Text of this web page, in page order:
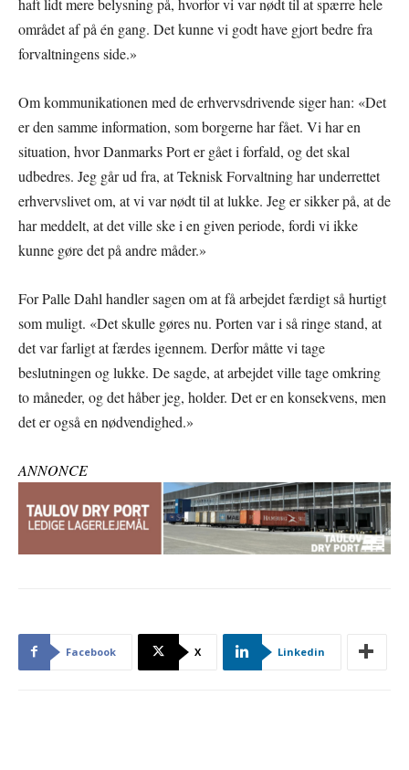
haft lidt mere belysning på, hvorfor vi var nødt til at spærre hele
området af på én gang. Det kunne vi godt have gjort bedre fra
forvaltningens side.»
Om kommunikationen med de erhvervsdrivende siger han: «Det
er den samme information, som borgerne har fået. Vi har en
situation, hvor Danmarks Port er gået i forfald, og det skal
udbedres. Jeg går ud fra, at Teknisk Forvaltning har underrettet
erhvervslivet om, at vi var nødt til at lukke. Jeg er sikker på, at de
har meddelt, at det ville ske i en given periode, fordi vi ikke
kunne gøre det på andre måder.»
For Palle Dahl handler sagen om at få arbejdet færdigt så hurtigt
som muligt. «Det skulle gøres nu. Porten var i så ringe stand, at
det var farligt at færdes igennem. Derfor måtte vi tage
beslutningen og lukke. De sagde, at arbejdet ville tage omkring
to måneder, og det håber jeg, holder. Det er en konsekvens, men
det er også en nødvendighed.»
ANNONCE
Facebook X Linkedin